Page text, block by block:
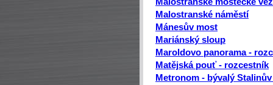
Malostranské náměstí
Mánesův most
Mariánský sloup
Maroldovo panorama -
Matějská pouť - rozcestník
Metronom - bývalý